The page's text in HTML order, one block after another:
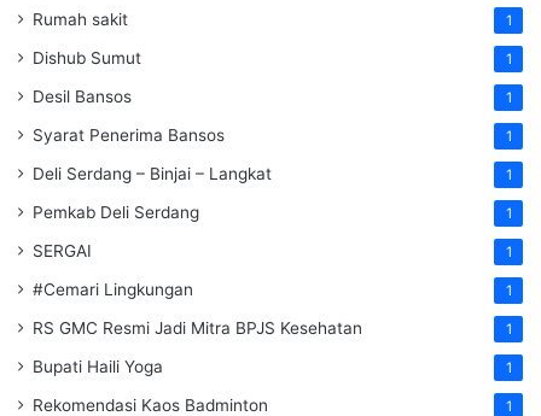
Rumah sakit 1
Dishub Sumut 1
Desil Bansos 1
Syarat Penerima Bansos 1
Deli Serdang – Binjai – Langkat 1
Pemkab Deli Serdang 1
SERGAI 1
#Cemari Lingkungan 1
RS GMC Resmi Jadi Mitra BPJS Kesehatan 1
Bupati Haili Yoga 1
Rekomendasi Kaos Badminton 1